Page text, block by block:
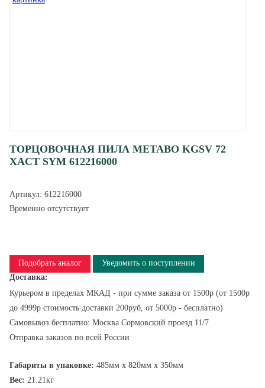
ТОРЦОВОЧНАЯ ПИЛА METABO KGSV 72
XACT SYM 612216000
Артикул: 612216000
Временно отсутствует
Подобрать аналог
Уведомить о поступлении
Доставка:
Курьером в пределах МКАД - при сумме заказа от 1500р (от 1500р
до 4999р стоимость доставки 200руб, от 5000р - бесплатно)
Самовывоз бесплатно: Москва Сормовский проезд 11/7
Отправка заказов по всей России
Габариты в упаковке: 485мм x 820мм x 350мм
Вес: 21.21кг